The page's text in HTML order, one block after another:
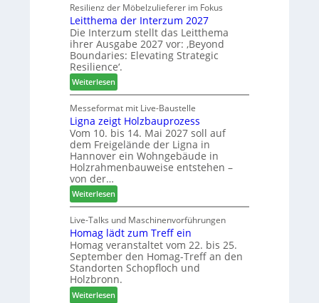
o
r
t
i
m
e
n
t
n
u
n
g
e
n
f
ü
r
P
l
a
n
t
a
g
m
e
l
l
o
-
F
r
ä
s
e
r
u
n
d
-
e
r
b
i
n
d
Resilienz der Möbelzulieferer im Fokus
Leitthema der Interzum 2027
Die Interzum stellt das Leitthema
ihrer Ausgabe 2027 vor: ‚Beyond
Boundaries: Elevating Strategic
Resilience‘.
Weiterlesen:
L
e
i
t
t
h
e
m
a
d
e
r
I
n
t
e
r
Messeformat mit Live-Baustelle
Ligna zeigt Holzbauprozess
Vom 10. bis 14. Mai 2027 soll auf
dem Freigelände der Ligna in
Hannover ein Wohngebäude in
Holzrahmenbauweise entstehen –
von der…
Weiterlesen:
L
i
g
n
a
z
e
i
Live-Talks und Maschinenvorführungen
Homag lädt zum Treff ein
Homag veranstaltet vom 22. bis 25.
September den Homag-Treff an den
Standorten Schopfloch und
Holzbronn.
Weiterlesen: